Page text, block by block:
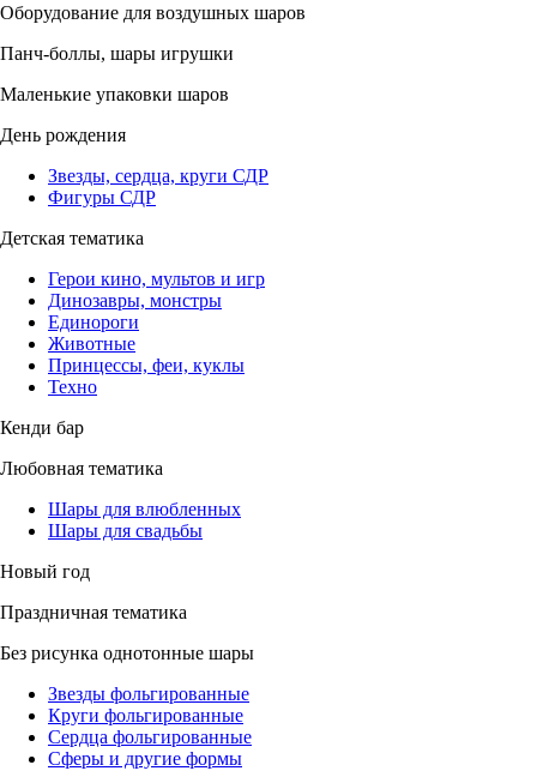
Оборудование для воздушных шаров
Панч-боллы, шары игрушки
Маленькие упаковки шаров
День рождения
Звезды, сердца, круги СДР
Фигуры СДР
Детская тематика
Герои кино, мультов и игр
Динозавры, монстры
Единороги
Животные
Принцессы, феи, куклы
Техно
Кенди бар
Любовная тематика
Шары для влюбленных
Шары для свадьбы
Новый год
Праздничная тематика
Без рисунка однотонные шары
Звезды фольгированные
Круги фольгированные
Сердца фольгированные
Сферы и другие формы